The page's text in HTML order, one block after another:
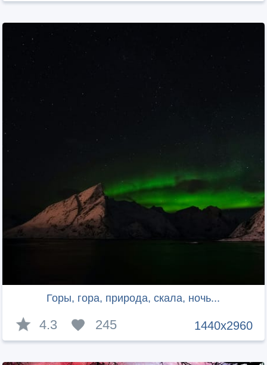
Горы, гора, природа, скала, ночь...
1440x2960
4.3 245